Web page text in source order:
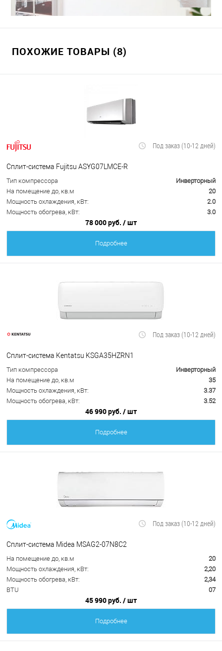
ПОХОЖИЕ ТОВАРЫ (8)
Под заказ (10-12 дней)
Сплит-система Fujitsu ASYG07LMCE-R
Тип компрессора
Инверторный
На помещение до, кв.м
20
Мощность охлаждения, кВт:
2.0
Мощность обогрева, кВт:
3.0
78 000 руб. / шт
Подробнее
Под заказ (10-12 дней)
Сплит-система Kentatsu KSGA35HZRN1
Тип компрессора
Инверторный
На помещение до, кв.м
35
Мощность охлаждения, кВт:
3.37
Мощность обогрева, кВт:
3.52
46 990 руб. / шт
Подробнее
Под заказ (10-12 дней)
Сплит-система Midea MSAG2-07N8C2
На помещение до, кв.м
20
Мощность охлаждения, кВт:
2,20
Мощность обогрева, кВт:
2,34
BTU
07
45 990 руб. / шт
Подробнее